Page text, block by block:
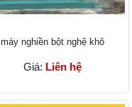
máy nghiền bột nghệ khô
Giá: Liên hệ